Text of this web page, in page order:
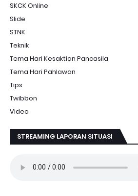
SKCK Online
Slide
STNK
Teknik
Tema Hari Kesaktian Pancasila
Tema Hari Pahlawan
Tips
Twibbon
Video
STREAMING LAPORAN SITUASI